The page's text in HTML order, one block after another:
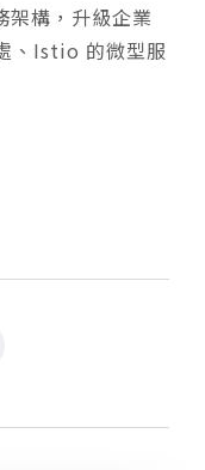
架構，升級企業
、Istio 的微型服